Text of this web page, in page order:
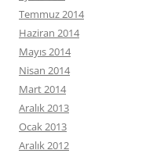
Temmuz 2014
Haziran 2014
Mayıs 2014
Nisan 2014
Mart 2014
Aralık 2013
Ocak 2013
Aralık 2012